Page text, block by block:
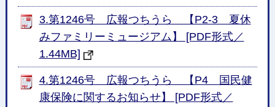
3.第1246号 広報つちうら 【P2-3 夏休
みファミリーミュージアム】 [PDF形式／
1.44MB]
4.第1246号 広報つちうら 【P4 国民健
康保険に関するお知らせ】 [PDF形式／